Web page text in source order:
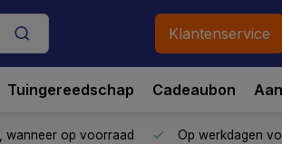
Klantenservice
Tuingereedschap Cadeaubon
, wanneer op voorraad Op werkdagen